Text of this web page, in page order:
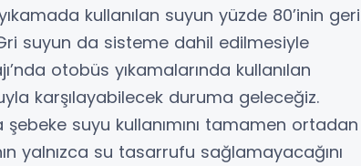
kullanılan suyun yüzde 80’inin geri
suyun da sisteme dahil edilmesiyle
otobüs yıkamalarında kullanılan
karşılayabilecek duruma geleceğiz.
suyu kullanımını tamamen ortadan
yalnızca su tasarrufu sağlamayacağını